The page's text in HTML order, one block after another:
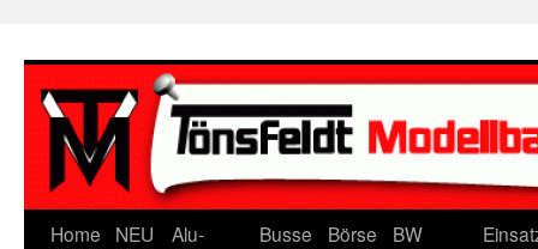
Home NEU
Alu-
Busse Börse
BW